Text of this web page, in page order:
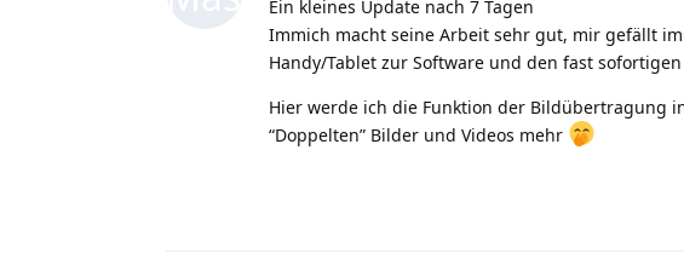
Ein kleines Update nach 7 Tagen
Immich macht seine Arbeit sehr gut, mir gefällt
Handy/Tablet zur Software und den fast
Hier werde ich die Funktion der Bildübertragung
“Doppelten” Bilder und Videos mehr